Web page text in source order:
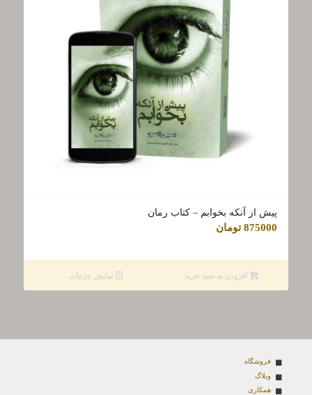
پیش از آنکه بخوابم – کتاب رمان
875000 تومان
افزودن به سبد خرید نمایش جزئیات
فروشگاه
وبلاگ
همکاری